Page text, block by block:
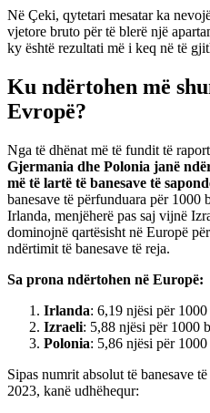
Në Çeki, qytetari mesatar ka
vjetore bruto për të blerë një
ky është rezultati më i keq në të
Ku ndërtohen më
Evropë?
Nga të dhënat më të fundit të
Gjermania dhe Polonia janë
më të lartë të banesave të
banesave të përfunduara për 1000
Irlanda, menjëherë pas saj vijnë
dominojnë qartësisht në Europë
ndërtimit të banesave të reja.
Sa prona ndërtohen në Europë:
Irlanda: 6,19 njësi për 1000
Izraeli: 5,88 njësi për 1000
Polonia: 5,86 njësi për 1000
Sipas numrit absolut të banesave
2023, kanë udhëhequr: